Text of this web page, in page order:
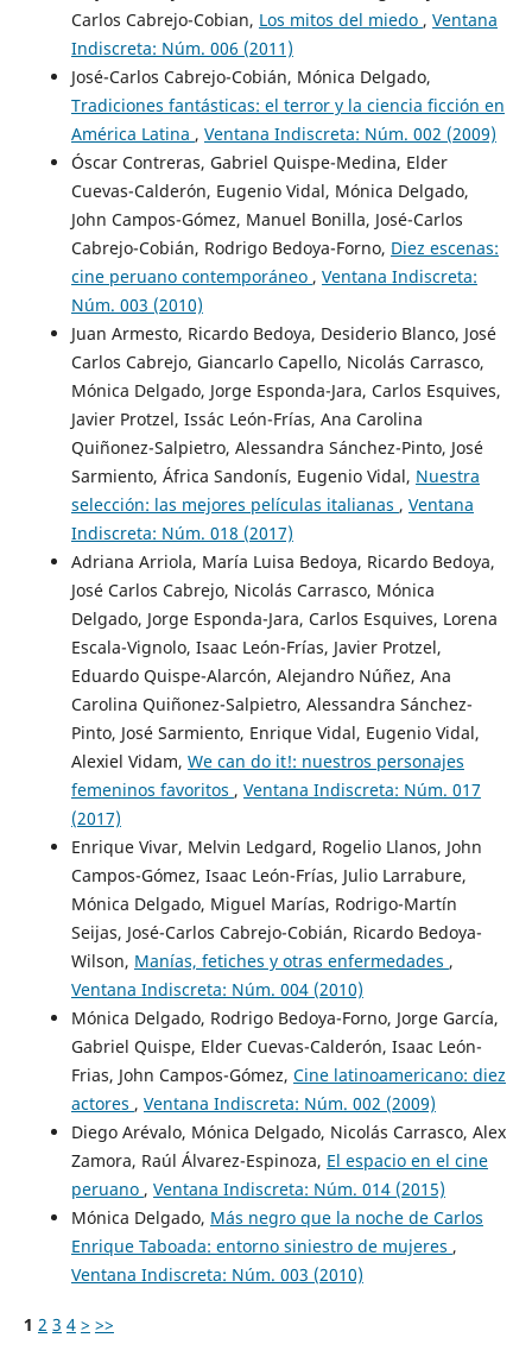
Carlos Cabrejo-Cobian, Los mitos del miedo , Ventana
Indiscreta: Núm. 006 (2011)
José-Carlos Cabrejo-Cobián, Mónica Delgado,
Tradiciones fantásticas: el terror y la ciencia ficción en
América Latina , Ventana Indiscreta: Núm. 002 (2009)
Óscar Contreras, Gabriel Quispe-Medina, Elder
Cuevas-Calderón, Eugenio Vidal, Mónica Delgado,
John Campos-Gómez, Manuel Bonilla, José-Carlos
Cabrejo-Cobián, Rodrigo Bedoya-Forno, Diez escenas:
cine peruano contemporáneo , Ventana Indiscreta:
Núm. 003 (2010)
Juan Armesto, Ricardo Bedoya, Desiderio Blanco, José
Carlos Cabrejo, Giancarlo Capello, Nicolás Carrasco,
Mónica Delgado, Jorge Esponda-Jara, Carlos Esquives,
Javier Protzel, Issác León-Frías, Ana Carolina
Quiñonez-Salpietro, Alessandra Sánchez-Pinto, José
Sarmiento, África Sandonís, Eugenio Vidal, Nuestra
selección: las mejores películas italianas , Ventana
Indiscreta: Núm. 018 (2017)
Adriana Arriola, María Luisa Bedoya, Ricardo Bedoya,
José Carlos Cabrejo, Nicolás Carrasco, Mónica
Delgado, Jorge Esponda-Jara, Carlos Esquives, Lorena
Escala-Vignolo, Isaac León-Frías, Javier Protzel,
Eduardo Quispe-Alarcón, Alejandro Núñez, Ana
Carolina Quiñonez-Salpietro, Alessandra Sánchez-
Pinto, José Sarmiento, Enrique Vidal, Eugenio Vidal,
Alexiel Vidam, We can do it!: nuestros personajes
femeninos favoritos , Ventana Indiscreta: Núm. 017
(2017)
Enrique Vivar, Melvin Ledgard, Rogelio Llanos, John
Campos-Gómez, Isaac León-Frías, Julio Larrabure,
Mónica Delgado, Miguel Marías, Rodrigo-Martín
Seijas, José-Carlos Cabrejo-Cobián, Ricardo Bedoya-
Wilson, Manías, fetiches y otras enfermedades ,
Ventana Indiscreta: Núm. 004 (2010)
Mónica Delgado, Rodrigo Bedoya-Forno, Jorge García,
Gabriel Quispe, Elder Cuevas-Calderón, Isaac León-
Frias, John Campos-Gómez, Cine latinoamericano: diez
actores , Ventana Indiscreta: Núm. 002 (2009)
Diego Arévalo, Mónica Delgado, Nicolás Carrasco, Alex
Zamora, Raúl Álvarez-Espinoza, El espacio en el cine
peruano , Ventana Indiscreta: Núm. 014 (2015)
Mónica Delgado, Más negro que la noche de Carlos
Enrique Taboada: entorno siniestro de mujeres ,
Ventana Indiscreta: Núm. 003 (2010)
1 2 3 4 > >>